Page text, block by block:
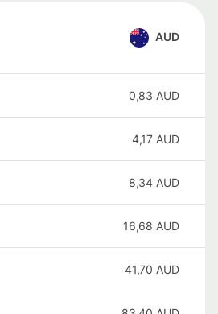
AUD
0,83 AUD
4,17 AUD
8,34 AUD
16,68 AUD
41,70 AUD